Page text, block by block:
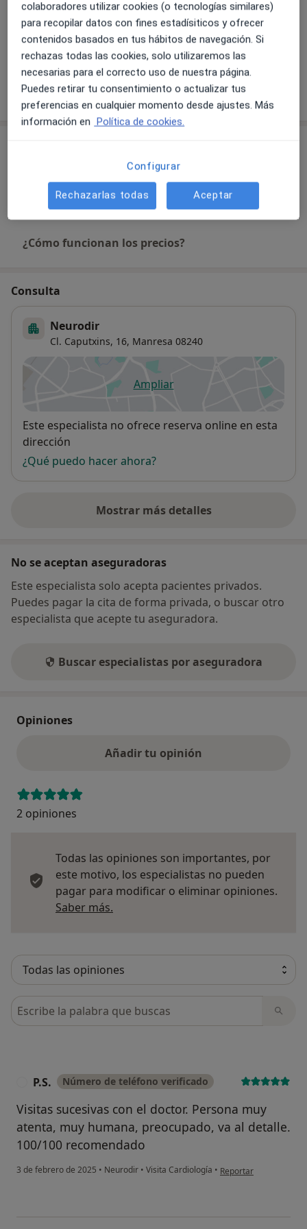
Principales enfermedades tratadas
Arritmias Hipertensión
Insuficiencia cardíaca
Fibrilación auricular
Angina +5
Mostrar más detalles
sobre la experiencia
Detalles
¿Cómo funcionan los precios?
Consulta
Neurodir
Cl. Caputxins, 16, Manresa 08240
Ampliarse abre en una nueva
Disponibilidad
Este especialista no ofrece reserva online en esta
dirección
¿Qué puedo hacer ahora?
Mostrar más detalles
sobre la dirección
No se aceptan aseguradoras
Este especialista solo acepta pacientes privados.
Puedes pagar la cita de forma privada, o buscar otro
especialista que acepte tu aseguradora.
Buscar especialistas por aseguradora
Opiniones
Añadir tu opinión
2 opiniones
Todas las opiniones son importantes, por
este motivo, los especialistas no pueden
pagar para modificar o eliminar opiniones.
Saber más.
Busca en opiniones
P.S. Número de teléfono verificado
Visitas sucesivas con el doctor. Persona muy
atenta, muy humana, preocupado, va al detalle.
100/100 recomendado
3 de febrero de 2025 • Neurodir • Visita Cardiología • en opinión del usuario
Reportar
colaboradores utilizar cookies (o tecnologías similares)
para recopilar datos con fines estadísiticos y ofrecer
contenidos basados en tus hábitos de navegación. Si
rechazas todas las cookies, solo utilizaremos las
necesarias para el correcto uso de nuestra página.
Puedes retirar tu consentimiento o actualizar tus
preferencias en cualquier momento desde ajustes. Más
información en Política de cookies.
Configurar
Rechazarlas todas Aceptar